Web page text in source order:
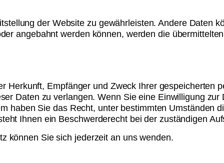
der Website zu gewährleisten. Andere Daten
angebahnt werden können, werden die
Herkunft, Empfänger und Zweck Ihrer gespeicherten
Daten zu verlangen. Wenn Sie eine Einwilligung
haben Sie das Recht, unter bestimmten Umständen
Ihnen ein Beschwerderecht bei der zuständigen
können Sie sich jederzeit an uns wenden.